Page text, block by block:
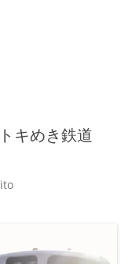
キめき鉄道